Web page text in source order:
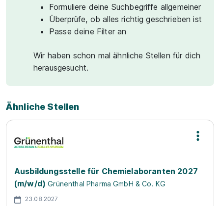
Formuliere deine Suchbegriffe allgemeiner
Überprüfe, ob alles richtig geschrieben ist
Passe deine Filter an
Wir haben schon mal ähnliche Stellen für dich
herausgesucht.
Ähnliche Stellen
Ausbildungsstelle für Chemielaboranten 2027
(m/w/d) Grünenthal Pharma GmbH & Co. KG
23.08.2027